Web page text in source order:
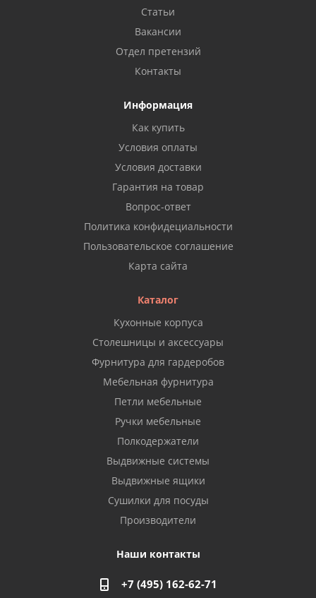
Статьи
Вакансии
Отдел претензий
Контакты
Информация
Как купить
Условия оплаты
Условия доставки
Гарантия на товар
Вопрос-ответ
Политика конфидециальности
Пользовательское соглашение
Карта сайта
Каталог
Кухонные корпуса
Столешницы и аксессуары
Фурнитура для гардеробов
Мебельная фурнитура
Петли мебельные
Ручки мебельные
Полкодержатели
Выдвижные системы
Выдвижные ящики
Сушилки для посуды
Производители
Наши контакты
+7 (495) 162-62-71